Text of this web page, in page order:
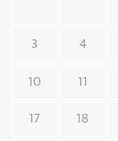
3 4
10 11
17 18